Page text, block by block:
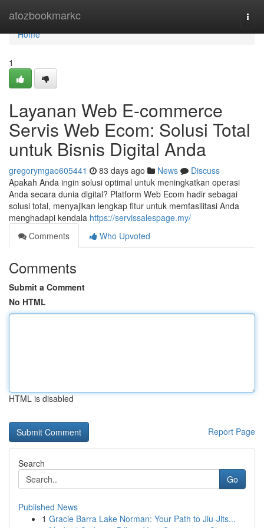
atozbookmarkc
Home
Home
1
Layanan Web E-commerce
Servis Web Ecom: Solusi Total
untuk Bisnis Digital Anda
gregorymgao605441 83 days ago News
Discuss
Apakah Anda ingin solusi optimal untuk meningkatkan operasi
Anda secara dunia digital? Platform Web Ecom hadir sebagai
solusi total, menyajikan lengkap fitur untuk memfasilitasi Anda
menghadapi kendala https://servissalespage.my/
Comments
Who Upvoted
Comments
Submit a Comment
No HTML
HTML is disabled
Report Page
Search
Go
Published News
1 Gracie Barra Lake Norman: Your Path to Jiu-Jits...